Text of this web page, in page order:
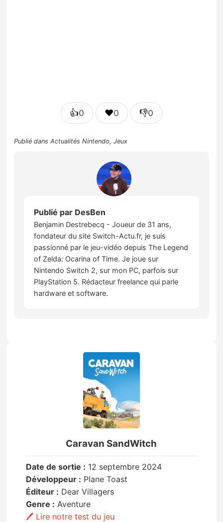
👍0 ❤️0 👎0
Publié dansActualités Nintendo,Jeux
Publié par DesBen
Benjamin Destrebecq - Joueur de 31 ans,
fondateur du site Switch-Actu.fr, je suis
passionné par le jeu-vidéo depuis The Legend
of Zelda: Ocarina of Time. Je joue sur
Nintendo Switch 2, sur mon PC, parfois sur
PlayStation 5. Rédacteur freelance qui parle
hardware et software.
Caravan SandWitch
Date de sortie : 12 septembre 2024
Développeur : Plane Toast
Éditeur : Dear Villagers
Genre : Aventure
🖊️ Lire notre test du jeu